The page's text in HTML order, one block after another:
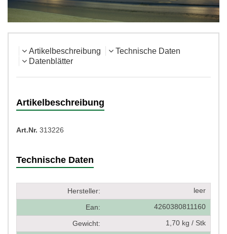
Artikelbeschreibung
Technische Daten
Datenblätter
Artikelbeschreibung
Art.Nr. 313226
Technische Daten
Hersteller: leer
Ean: 4260380811160
Gewicht: 1,70 kg / Stk